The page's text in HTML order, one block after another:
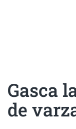
Gasca
de